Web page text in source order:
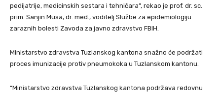
pedijatrije, medicinskih sestara i tehničara”, rekao je prof. dr. sc.
prim. Sanjin Musa, dr. med., voditelj Službe za epidemiologiju
zaraznih bolesti Zavoda za javno zdravstvo FBIH.
Ministarstvo zdravstva Tuzlanskog kantona snažno će podržati
proces imunizacije protiv pneumokoka u Tuzlanskom kantonu.
“Ministarstvo zdravstva Tuzlanskog kantona podržava redovnu